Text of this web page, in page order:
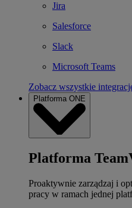
Jira
Salesforce
Slack
Microsoft Teams
Zobacz wszystkie
Platforma ONE
Platforma
Proaktywnie zarządzaj i
pracy w ramach jednej